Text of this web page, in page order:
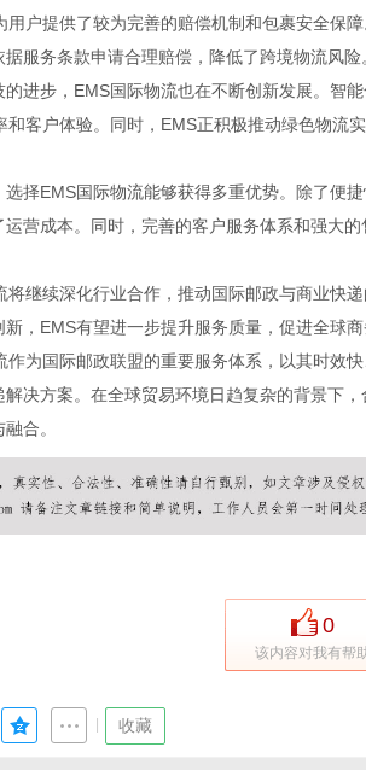
用户提供了较为完善的赔偿机制和包裹安全保
服务条款申请合理赔偿，降低了跨境物流风险
进步，EMS国际物流也在不断创新发展。智
和客户体验。同时，EMS正积极推动绿色物流
择EMS国际物流能够获得多重优势。除了便
营成本。同时，完善的客户服务体系和强大
将继续深化行业合作，推动国际邮政与商业快
，EMS有望进一步提升服务质量，促进全球
作为国际邮政联盟的重要服务体系，以其时效
决方案。在全球贸易环境日趋复杂的背景下
合。
0
该内容对我有帮
收藏